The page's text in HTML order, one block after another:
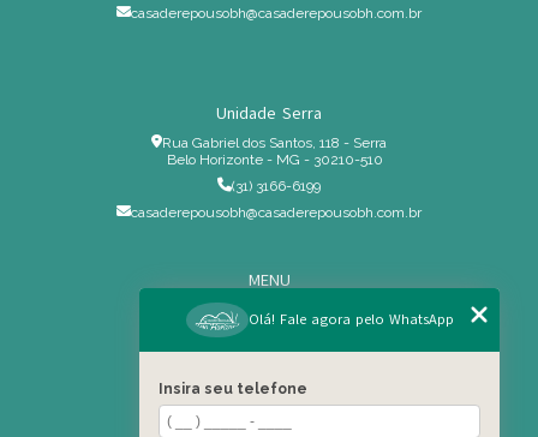
casaderepousobh@casaderepousobh.com.br
Unidade Serra
Rua Gabriel dos Santos, 118 - Serra
Belo Horizonte - MG - 30210-510
(31) 3166-6199
casaderepousobh@casaderepousobh.com.br
MENU
Home
Institucional
Serviços Especiais
Olá! Fale agora pelo WhatsApp
Insira seu telefone